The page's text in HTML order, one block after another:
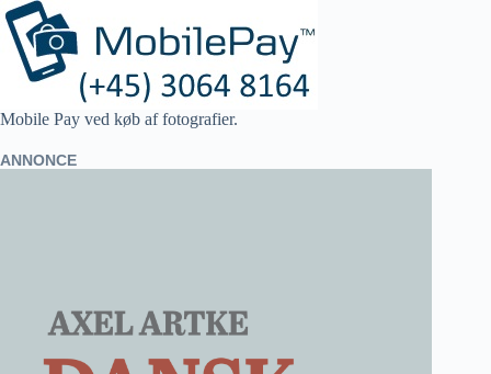
Mobile Pay ved køb af fotografier.
ANNONCE